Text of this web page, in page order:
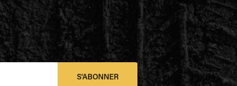
S'ABONNER